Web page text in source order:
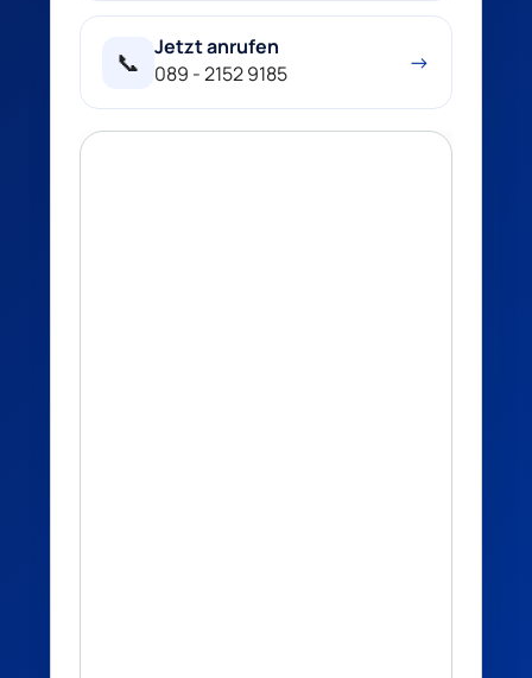
📞
Jetzt anrufen
089 - 2152 9185
→